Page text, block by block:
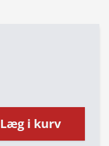
Læg i kurv